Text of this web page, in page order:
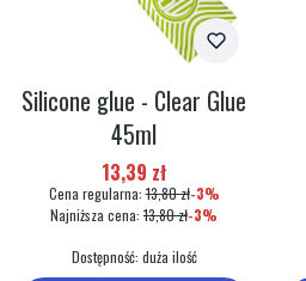
Silicone glue - Clear Glue
45ml
Cena promocyjna
13,39 zł
Cena regularna: 13,80 zł-3%
Najniższa cena: 13,80 zł-3%
Dostępność: duża ilość